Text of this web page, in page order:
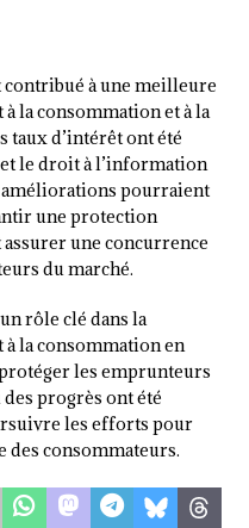
à une meilleure
la consommation et à la
taux d’intérêt ont été
le droit à l’information
pourraient
une protection
une concurrence
du marché.
rôle clé dans la
la consommation en
les emprunteurs
progrès ont été
les efforts pour
consommateurs.